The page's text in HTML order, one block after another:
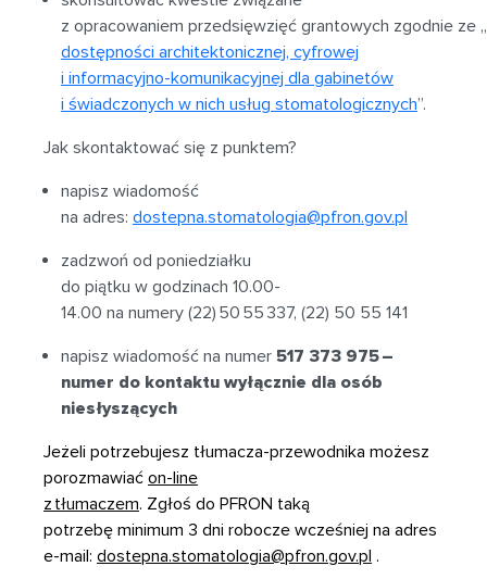
z opracowaniem przedsięwzięć grantowych zgodnie ze „
dostępności architektonicznej, cyfrowej
i informacyjno-komunikacyjnej dla gabinetów
i świadczonych w nich usług stomatologicznych”.
Jak skontaktować się z punktem?
napisz wiadomość
na adres: dostepna.stomatologia@pfron.gov.pl
zadzwoń od poniedziałku
do piątku w godzinach 10.00-
14.00 na numery (22) 50 55 337, (22) 50 55 141
napisz wiadomość na numer 517 373 975 –
numer do kontaktu wyłącznie dla osób
niesłyszących
Jeżeli potrzebujesz tłumacza-przewodnika możesz
porozmawiać on-line
z tłumaczem. Zgłoś do PFRON taką
potrzebę minimum 3 dni robocze wcześniej na adres
e-mail: dostepna.stomatologia@pfron.gov.pl .